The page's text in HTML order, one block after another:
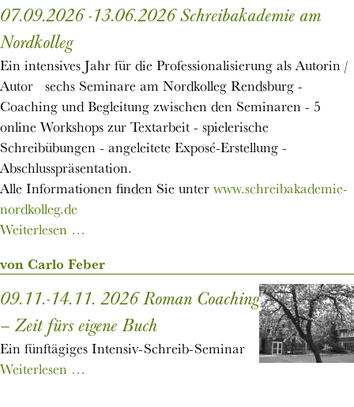
07.09.2026 -13.06.2026 Schreibakademie am
Nordkolleg
Ein intensives Jahr für die Professionalisierung als Autorin /
Autor sechs Seminare am Nordkolleg Rendsburg -
Coaching und Begleitung zwischen den Seminaren - 5
online Workshops zur Textarbeit - spielerische
Schreibübungen - angeleitete Exposé-Erstellung -
Abschlusspräsentation.
Alle Informationen finden Sie unterwww.schreibakademie-
nordkolleg.de
Weiterlesen …
Schreibakademie
am
Nordkolleg
von Carlo Feber
09.11.-14.11. 2026 Roman Coaching
– Zeit fürs eigene Buch
Ein fünftägiges Intensiv-Schreib-Seminar
Weiterlesen …